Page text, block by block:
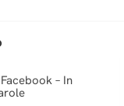
– In